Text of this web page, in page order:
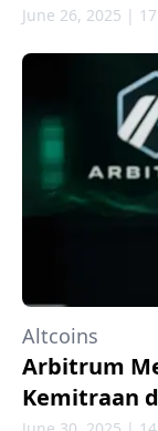
June 26, 2025 |
Altcoins
Arbitrum
Kemitraan